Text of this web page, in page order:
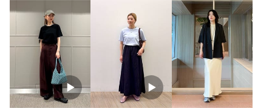
投稿日： 2026年5月11日
購入サイズ：FREE
｜
購入カラー：OFF WHITE
購入商品のサイズ感：
少し小さい
2枚重ねて着てるように見えるデザインが可愛いく、下の生地
が付いているのが袖部分だけなのでもたつかないですし、暑く
なるこれからの時期に嬉しいです。
骨格と体型的にモデルさんのようにゆるっとは着れないのです